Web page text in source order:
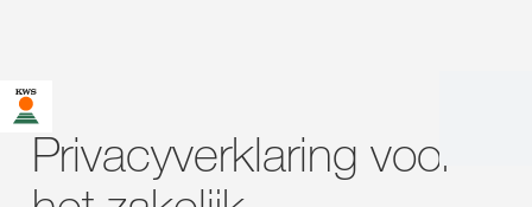
U bent op de KWS-website voor België. Er bestaat een
alternatieve webpagina in uw land voor deze pagina:
Wilt u nu veranderen?
Privacyverklaring voor